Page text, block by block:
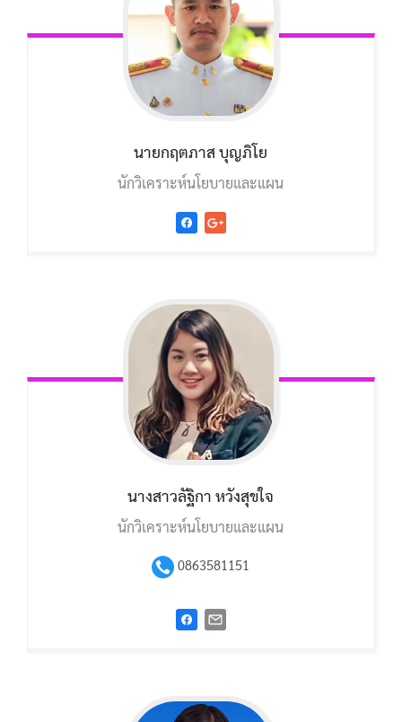
นายกฤตภาส บุญภิโย
นักวิเคราะห์นโยบายและแผน
นางสาวลัฐิกา หวังสุขใจ
นักวิเคราะห์นโยบายและแผน
0863581151